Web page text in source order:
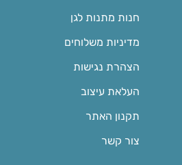
חנות מתנות לגן
מדיניות משלוחים
הצהרת נגישות
העלאת עיצוב
תקנון האתר
צור קשר